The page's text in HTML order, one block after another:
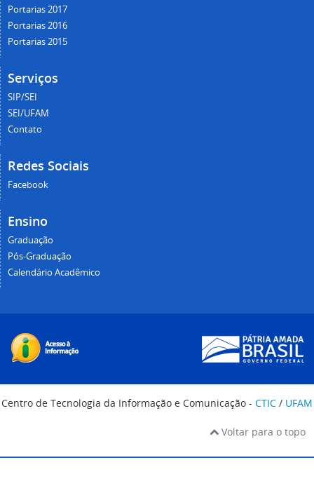
Portarias 2017
Portarias 2016
Portarias 2015
Serviços
SIP/SEI
SEI/UFAM
Contato
Redes Sociais
Facebook
Ensino
Graduação
Pós-Graduação
Calendário Acadêmico
Centro de Tecnologia da Informação e Comunicação - CTIC / UFAM
Voltar para o topo